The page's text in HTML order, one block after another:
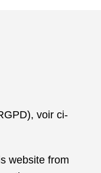
voir ci-
website from